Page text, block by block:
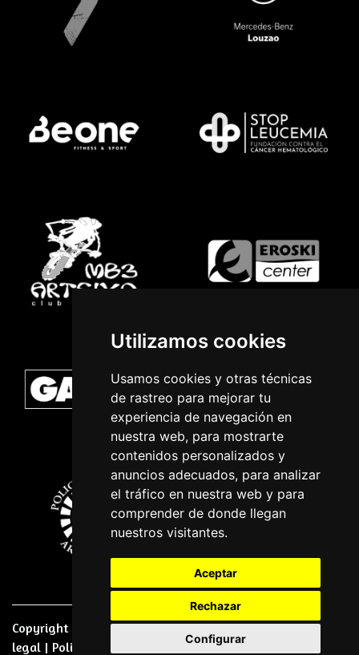
Utilizamos cookies
Usamos cookies y otras técnicas
de rastreo para mejorar tu
experiencia de navegación en
nuestra web, para mostrarte
contenidos personalizados y
anuncios adecuados, para analizar
el tráfico en nuestra web y para
comprender de donde llegan
nuestros visitantes.
Aceptar
Rechazar
Configurar
Copyright © 2026 | Powered byCCNorte Desarrollo|Nota
legal | Politica de privacidade